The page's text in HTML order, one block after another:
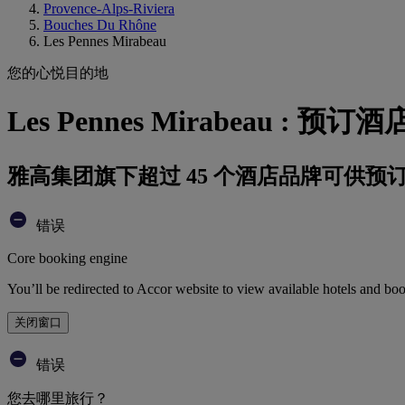
Provence-Alps-Riviera
Bouches Du Rhône
Les Pennes Mirabeau
您的心悦目的地
Les Pennes Mirabeau : 预订酒
雅高集团旗下超过 45 个酒店品牌可供预
错误
Core booking engine
You’ll be redirected to Accor website to view available hotels and
关闭窗口
错误
您去哪里旅行？